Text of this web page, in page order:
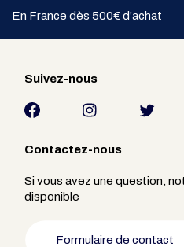
En France dès 500€ d’achat
Suivez-nous
Contactez-nous
Si vous avez une question,
disponible
Formulaire de contact